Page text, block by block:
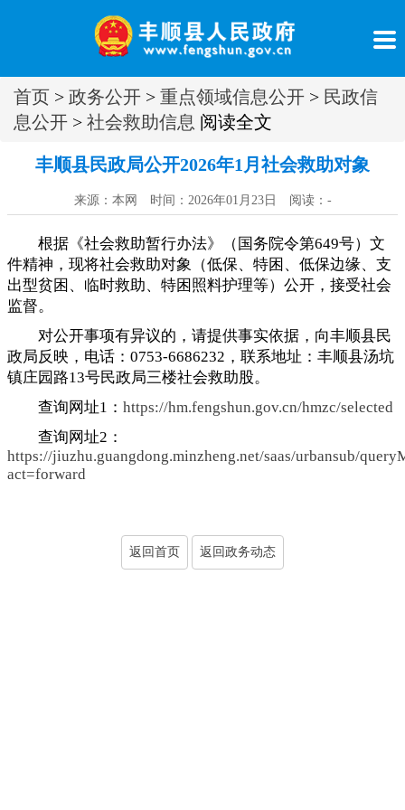
首页 > 政务公开 > 重点领域信息公开 > 民政信
息公开 > 社会救助信息 阅读全文
丰顺县民政局公开2026年1月社会救助对象
来源：本网 时间：2026年01月23日 阅读： -
根据《社会救助暂行办法》（国务院令第649号）文
件精神 ， 现将社会救助对象（低保、特困、低保边缘、支
出型贫困、临时救助、特困照料护理等）公开，接受社会
监督。
对公开事项有异议的 ， 请提供事实依据，向丰顺县民
政局反映 ， 电话：0753-6686232，联系地址：丰顺县汤坑
镇庄园路13号民政局三楼社会救助股。
查询网址1： https://hm.fengshun.gov.cn/hmzc/selected
查询网址2：
https://jiuzhu.guangdong.minzheng.net/saas/urbansub/
act=forward
返回首页 返回政务动态